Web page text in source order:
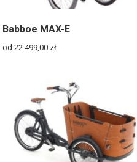
Babboe MAX-E
od 22 499,00 zł